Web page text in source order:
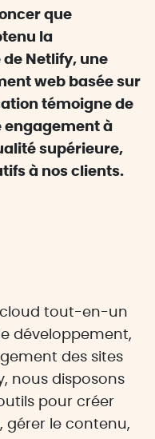
que
la
Netlify, une
web basée sur
témoigne de
engagement à
supérieure,
à nos clients.
cloud tout-en-un
développement,
des sites
nous disposons
pour créer
gérer le contenu,